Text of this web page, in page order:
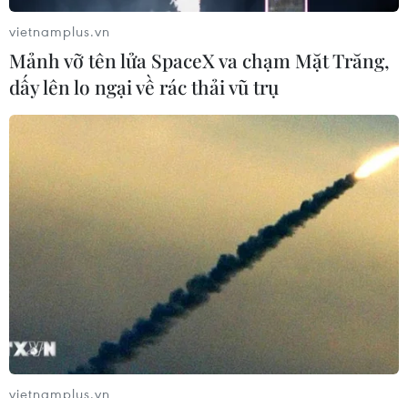
#Công an thành phố Hà Nội
#sát hại bé trai 3 tuổi
#khởi tố bị can
vietnamplus.vn
Mảnh vỡ tên lửa SpaceX va chạm Mặt Trăng,
dấy lên lo ngại về rác thải vũ trụ
vietnamplus.vn